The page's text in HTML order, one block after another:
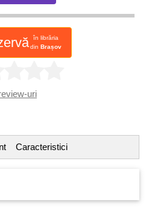
în librăria
din Brașov
uri
Caracteristici